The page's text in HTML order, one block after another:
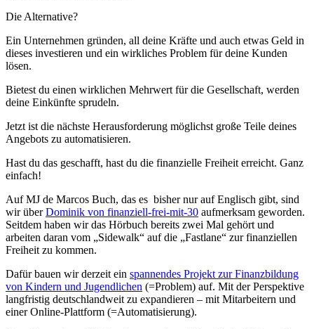
Die Alternative?
Ein Unternehmen gründen, all deine Kräfte und auch etwas Geld in
dieses investieren und ein wirkliches Problem für deine Kunden
lösen.
Bietest du einen wirklichen Mehrwert für die Gesellschaft, werden
deine Einkünfte sprudeln.
Jetzt ist die nächste Herausforderung möglichst große Teile deines
Angebots zu automatisieren.
Hast du das geschafft, hast du die finanzielle Freiheit erreicht. Ganz
einfach!
Auf MJ de Marcos Buch, das es bisher nur auf Englisch gibt, sind
wir überDominik von finanziell-frei-mit-30 aufmerksam geworden.
Seitdem haben wir das Hörbuch bereits zwei Mal gehört und
arbeiten daran vom „Sidewalk“ auf die „Fastlane“ zur finanziellen
Freiheit zu kommen.
Dafür bauen wir derzeit ein spannendes Projekt zur Finanzbildung
von Kindern und Jugendlichen (=Problem) auf. Mit der Perspektive
langfristig deutschlandweit zu expandieren – mit Mitarbeitern und
einer Online-Plattform (=Automatisierung).